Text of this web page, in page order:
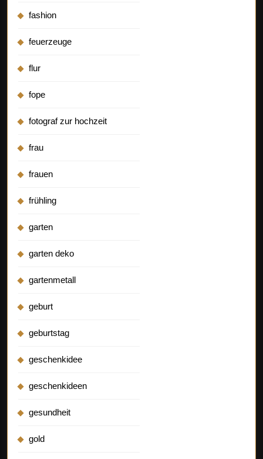
fashion
feuerzeuge
flur
fope
fotograf zur hochzeit
frau
frauen
frühling
garten
garten deko
gartenmetall
geburt
geburtstag
geschenkidee
geschenkideen
gesundheit
gold